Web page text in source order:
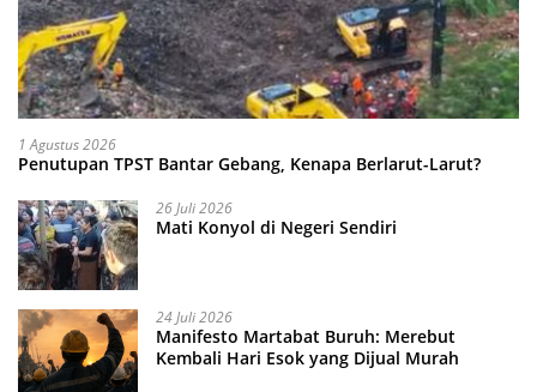
1 Agustus 2026
Penutupan TPST Bantar Gebang, Kenapa Berlarut-Larut?
26 Juli 2026
Mati Konyol di Negeri Sendiri
24 Juli 2026
Manifesto Martabat Buruh: Merebut
Kembali Hari Esok yang Dijual Murah